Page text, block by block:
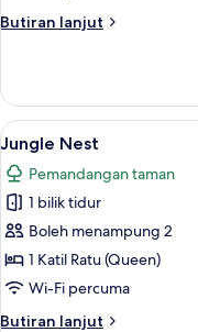
Butiran lanjut
Butiran
Garden
View
Lihat
semua
foto
untuk
Jungle
Nest
6
Jungle Nest
Pemandangan taman
1 bilik tidur
Boleh menampung 2
1 Katil Ratu (Queen)
Wi-Fi percuma
Butiran lanjut
Butiran